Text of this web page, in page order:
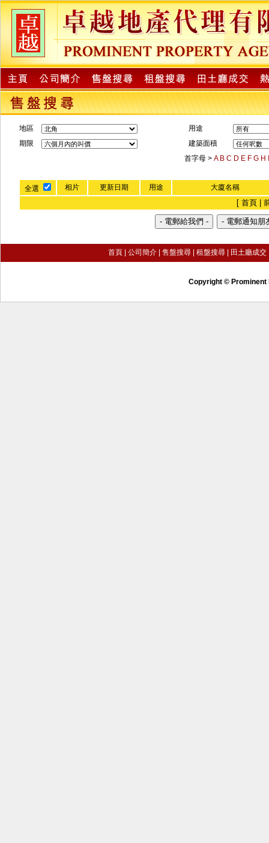
地區
用途
期限
建築面積
首字母 > A B C D E F G H
全選 相片 更新日期 用途 大廈名稱
[ 首頁 |
首頁 公司簡介 售盤搜尋 租盤搜尋 | 田土廳成交
Copyright © Prominent